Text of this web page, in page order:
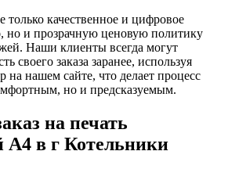
качественное и цифровое
но и прозрачную ценовую политику
Наши клиенты всегда могут
своего заказа заранее, используя
на нашем сайте, что делает процесс
но и предсказуемым.
на печать
А4 в г Котельники